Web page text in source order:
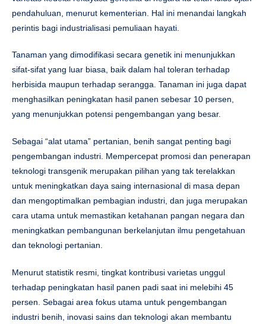
pendahuluan, menurut kementerian. Hal ini menandai langkah
perintis bagi industrialisasi pemuliaan hayati.
Tanaman yang dimodifikasi secara genetik ini menunjukkan
sifat-sifat yang luar biasa, baik dalam hal toleran terhadap
herbisida maupun terhadap serangga. Tanaman ini juga dapat
menghasilkan peningkatan hasil panen sebesar 10 persen,
yang menunjukkan potensi pengembangan yang besar.
Sebagai “alat utama” pertanian, benih sangat penting bagi
pengembangan industri. Mempercepat promosi dan penerapan
teknologi transgenik merupakan pilihan yang tak terelakkan
untuk meningkatkan daya saing internasional di masa depan
dan mengoptimalkan pembagian industri, dan juga merupakan
cara utama untuk memastikan ketahanan pangan negara dan
meningkatkan pembangunan berkelanjutan ilmu pengetahuan
dan teknologi pertanian.
Menurut statistik resmi, tingkat kontribusi varietas unggul
terhadap peningkatan hasil panen padi saat ini melebihi 45
persen. Sebagai area fokus utama untuk pengembangan
industri benih, inovasi sains dan teknologi akan membantu